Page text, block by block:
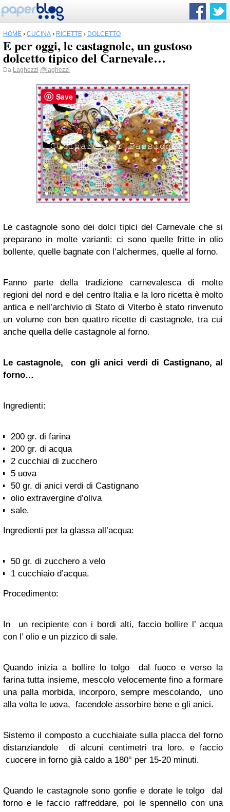
HOME › CUCINA › RICETTE › DOLCETTO
E per oggi, le castagnole, un gustoso
dolcetto tipico del Carnevale…
Da Laghezzi @laghezzi
Le castagnole sono dei dolci tipici del Carnevale che si
preparano in molte varianti: ci sono quelle fritte in olio
bollente, quelle bagnate con l’alchermes, quelle al forno.
Fanno parte della tradizione carnevalesca di molte
regioni del nord e del centro Italia e la loro ricetta è molto
antica e nell’archivio di Stato di Viterbo è stato rinvenuto
un volume con ben quattro ricette di castagnole, tra cui
anche quella delle castagnole al forno.
Le castagnole, con gli anici verdi di Castignano, al
forno…
Ingredienti:
200 gr. di farina
200 gr. di acqua
2 cucchiai di zucchero
5 uova
50 gr. di anici verdi di Castignano
olio extravergine d’oliva
sale.
Ingredienti per la glassa all’acqua:
50 gr. di zucchero a velo
1 cucchiaio d’acqua.
Procedimento:
In un recipiente con i bordi alti, faccio bollire l’ acqua
con l’ olio e un pizzico di sale.
Quando inizia a bollire lo tolgo dal fuoco e verso la
farina tutta insieme, mescolo velocemente fino a formare
una palla morbida, incorporo, sempre mescolando, uno
alla volta le uova, facendole assorbire bene e gli anici.
Sistemo il composto a cucchiaiate sulla placca del forno
distanziandole di alcuni centimetri tra loro, e faccio
cuocere in forno già caldo a 180° per 15-20 minuti.
Quando le castagnole sono gonfie e dorate le tolgo dal
forno e le faccio raffreddare, poi le spennello con una
Save